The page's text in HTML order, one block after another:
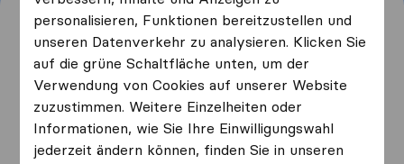
personalisieren, Funktionen bereitzustellen und
unseren Datenverkehr zu analysieren. Klicken Sie
auf die grüne Schaltfläche unten, um der
Verwendung von Cookies auf unserer Website
zuzustimmen. Weitere Einzelheiten oder
Informationen, wie Sie Ihre Einwilligungswahl
jederzeit ändern können, finden Sie in unseren
Wo wohnen Sie jetzt und
wo ziehen Sie hin?